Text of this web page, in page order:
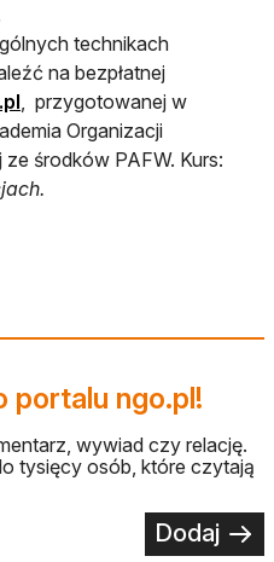
technikach
na bezpłatnej
, przygotowanej w
Organizacji
środków PAFW. Kurs:
portalu ngo.pl!
wywiad czy relację.
tysięcy osób, które czytają
Dodaj